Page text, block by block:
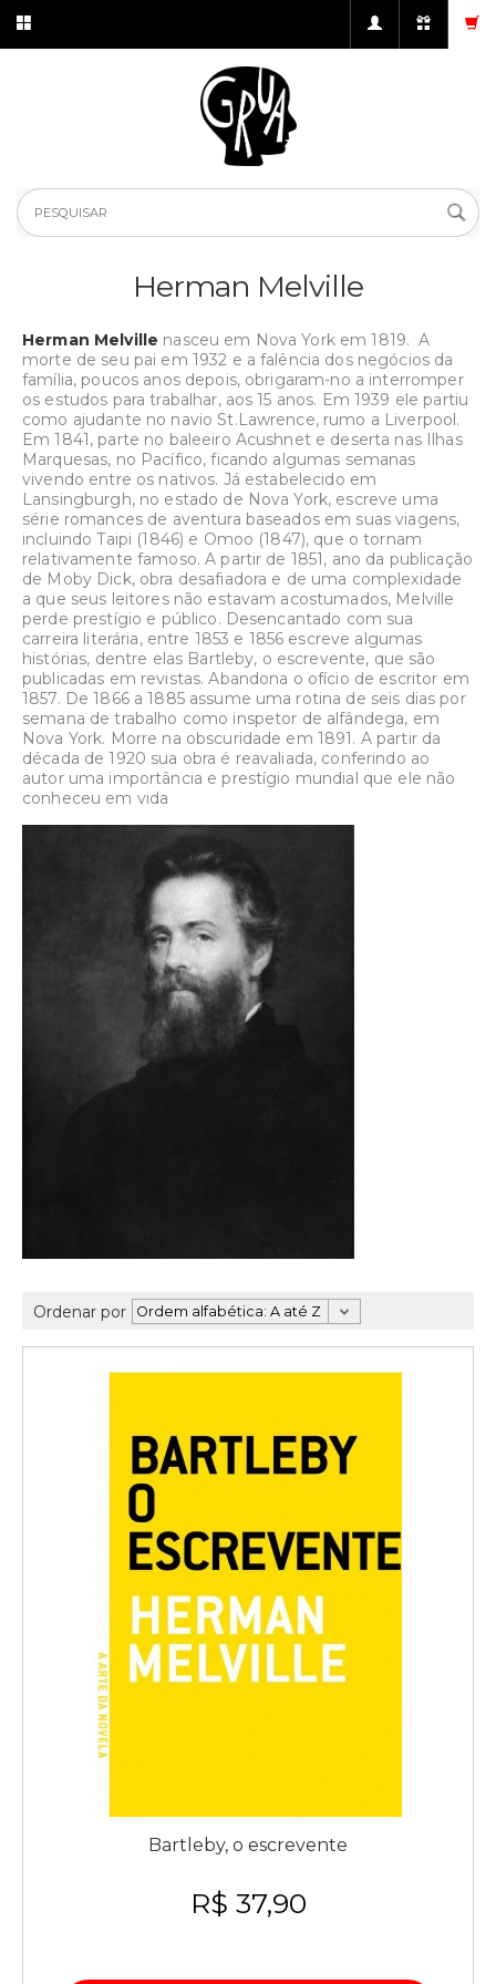
Herman Melville
Herman Melville nasceu em Nova York em 1819. A
morte de seu pai em 1932 e a falência dos negócios da
família, poucos anos depois, obrigaram-no a interromper
os estudos para trabalhar, aos 15 anos. Em 1939 ele partiu
como ajudante no navio St.Lawrence, rumo a Liverpool.
Em 1841, parte no baleeiro Acushnet e deserta nas Ilhas
Marquesas, no Pacífico, ficando algumas semanas
vivendo entre os nativos. Já estabelecido em
Lansingburgh, no estado de Nova York, escreve uma
série romances de aventura baseados em suas viagens,
incluindo Taipi (1846) e Omoo (1847), que o tornam
relativamente famoso. A partir de 1851, ano da publicação
de Moby Dick, obra desafiadora e de uma complexidade
a que seus leitores não estavam acostumados, Melville
perde prestígio e público. Desencantado com sua
carreira literária, entre 1853 e 1856 escreve algumas
histórias, dentre elas Bartleby, o escrevente, que são
publicadas em revistas. Abandona o ofício de escritor em
1857. De 1866 a 1885 assume uma rotina de seis dias por
semana de trabalho como inspetor de alfândega, em
Nova York. Morre na obscuridade em 1891. A partir da
década de 1920 sua obra é reavaliada, conferindo ao
autor uma importância e prestígio mundial que ele não
conheceu em vida
Ordenar por
Bartleby, o escrevente
R$ 37,90